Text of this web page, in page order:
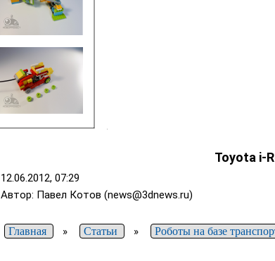
Toyota i-
12.06.2012, 07:29
Автор: Павел Котов (news@3dnews.ru)
Главная » Статьи » Роботы на базе